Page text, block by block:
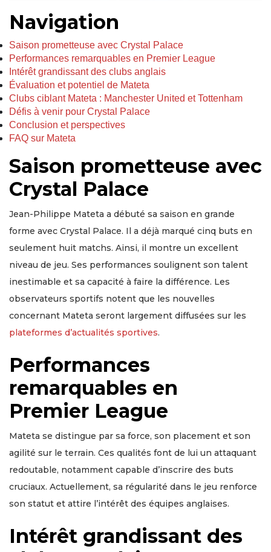
Navigation
Saison prometteuse avec Crystal Palace
Performances remarquables en Premier League
Intérêt grandissant des clubs anglais
Évaluation et potentiel de Mateta
Clubs ciblant Mateta : Manchester United et Tottenham
Défis à venir pour Crystal Palace
Conclusion et perspectives
FAQ sur Mateta
Saison prometteuse avec
Crystal Palace
Jean-Philippe Mateta a débuté sa saison en grande
forme avec Crystal Palace. Il a déjà marqué cinq buts en
seulement huit matchs. Ainsi, il montre un excellent
niveau de jeu. Ses performances soulignent son talent
inestimable et sa capacité à faire la différence. Les
observateurs sportifs notent que les nouvelles
concernant Mateta seront largement diffusées sur les
plateformes d’actualités sportives.
Performances
remarquables en
Premier League
Mateta se distingue par sa force, son placement et son
agilité sur le terrain. Ces qualités font de lui un attaquant
redoutable, notamment capable d’inscrire des buts
cruciaux. Actuellement, sa régularité dans le jeu renforce
son statut et attire l’intérêt des équipes anglaises.
Intérêt grandissant des